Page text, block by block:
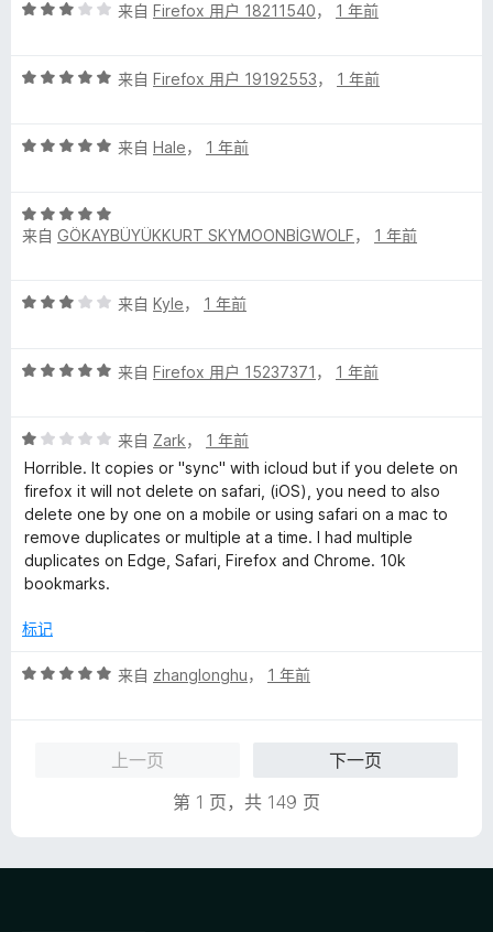
评
/
来自 Firefox 用户 18211540， 1 年前
评
/
来自 Firefox 用户 19192553， 1 年前
评
/
5
来自 Hale， 1 年前
评
分
5
来自 GÖKAYBÜYÜKKURT SKYMOONBİGWOLF， 1 年前
评
/
来自 Kyle， 1 年前
评
/
5
来自 Firefox 用户 15237371 ， 1 年前
评
分
1
/
5
来自 Zark， 1 年前
Horrible. It copies or "sync" with icloud but if you delete on
firefox it will not delete on safari, (iOS), you need to also
delete one by one on a mobile or using safari on a mac to
remove duplicates or multiple at a time. I had multiple
duplicates on Edge, Safari, Firefox and Chrome. 10k
bookmarks.
标记
评
来自 zhanglonghu， 1 年前
上一页
下一页
第 1 页，共 149 页